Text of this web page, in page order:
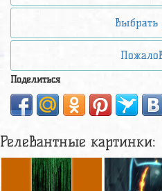
Выбрать
Поделиться
Релевантные картинки: